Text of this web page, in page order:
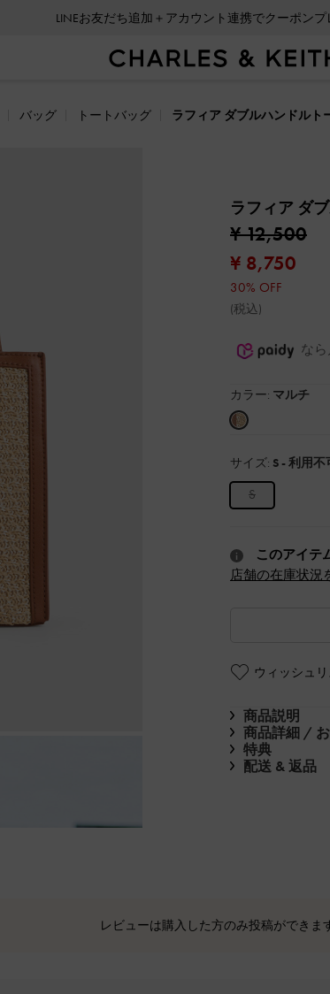
LINEお友だち追加＋アカウント連携でクーポンプ
バッグ トートバッグ ラフィア ダブルハンドルト
ラフィア ダ
¥ 12,500
¥ 8,750
30% OFF
(税込)
な
カラー: マルチ
サイズ: S - 利用不
S
このアイテ
店舗の在庫状況
ウィッシュ
商品説明
商品詳細 /
特典
配送 & 返品
レビューは購入した方のみ投稿ができま